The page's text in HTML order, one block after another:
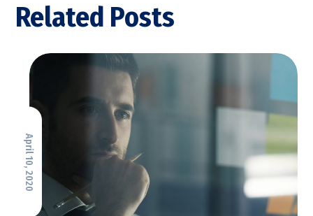
Related Posts
April 10, 2020